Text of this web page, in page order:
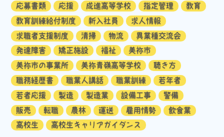
応募書類
応援 成進高等学校 指定管理
教育
教育訓練給付制度
新入社員
求人情報
求職者支援制度
清掃 物流
異業種交流会
発達障害
矯正施設 福祉
美祢市
美祢市の事業所
美祢青嶺高等学校
聴き方
職務経歴書
職業人講話 職業訓練
若年者
若者応援
製造 製造業 設備工事
警備
販売
転職 農林 運送 雇用情勢
飲食業
高校生
高校生キャリアガイダンス